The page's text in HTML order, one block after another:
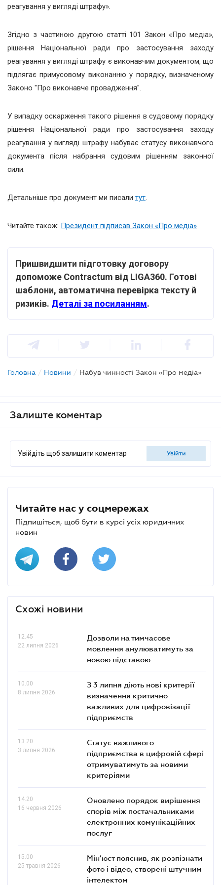
реагування у вигляді штрафу».
Згідно з частиною другою статті 101 Закон «Про медіа»,
рішення Національної ради про застосування заходу
реагування у вигляді штрафу є виконавчим документом, що
підлягає примусовому виконанню у порядку, визначеному
Законо "Про виконавче провадження".
У випадку оскарження такого рішення в судовому порядку
рішення Національної ради про застосування заходу
реагування у вигляді штрафу набуває статусу виконавчого
документа після набрання судовим рішенням законної
сили.
Детальніше про документ ми писали тут.
Читайте також: Президент підписав Закон «Про медіа»
Пришвидшити підготовку договору
допоможе Contractum від LIGA360. Готові
шаблони, автоматична перевірка тексту й
ризиків. Деталі за посиланням.
Головна / Новини / Набув чинності Закон «Про медіа»
Залиште коментар
Увійдіть щоб залишити коментар увійти
Читайте нас у соцмережах
Підпишіться, щоб бути в курсі усіх юридичних
новин
Схожі новини
12.45
22 липня 2026
Дозволи на тимчасове
мовлення анулюватимуть за
новою підставою
10.00
8 липня 2026
З 3 липня діють нові критерії
визначення критично
важливих для цифровізації
підприємств
13.20
3 липня 2026
Статус важливого
підприємства в цифровій сфері
отримуватимуть за новими
критеріями
14.20
16 червня 2026
Оновлено порядок вирішення
спорів між постачальниками
електронних комунікаційних
послуг
15.00
25 травня 2026
Мін’юст пояснив, як розпізнати
фото і відео, створені штучним
інтелектом